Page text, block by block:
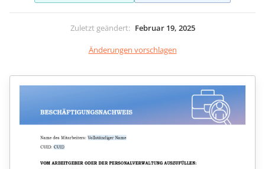
Zuletzt geändert: Februar 19, 2025
Änderungen vorschlagen